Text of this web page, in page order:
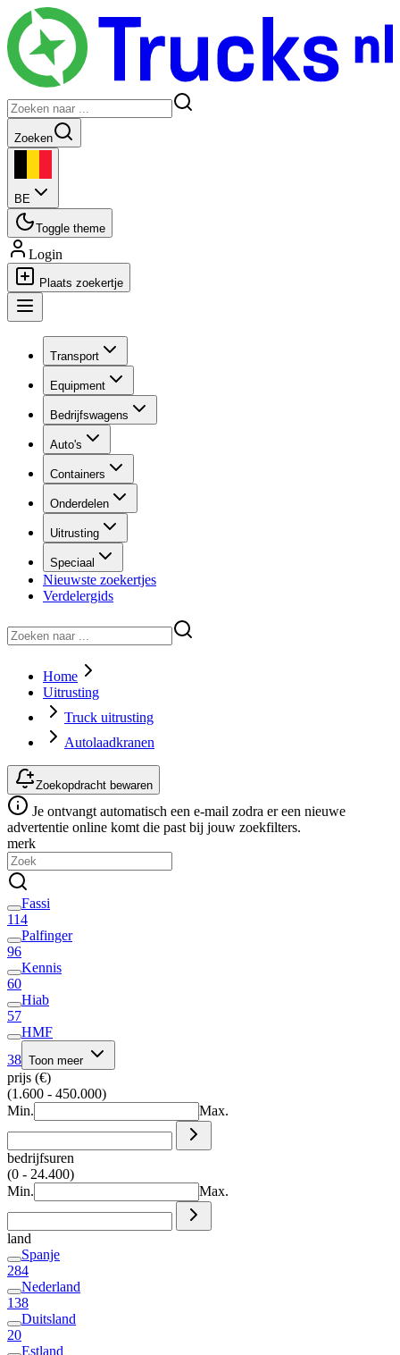
Zoeken
BE
Toggle theme
Login
Plaats zoekertje
Transport
Equipment
Bedrijfswagens
Auto's
Containers
Onderdelen
Uitrusting
Speciaal
Nieuwste zoekertjes
Verdelergids
Home
Uitrusting
Truck uitrusting
Autolaadkranen
Zoekopdracht bewaren
Je ontvangt automatisch een e-mail zodra er een nieuwe
advertentie online komt die past bij jouw zoekfilters.
merk
Fassi
114
Palfinger
96
Kennis
60
Hiab
57
HMF
38 Toon meer
prijs (€)
(1.600 - 450.000)
Min.
Max.
bedrijfsuren
(0 - 24.400)
Min.
Max.
land
Spanje
284
Nederland
138
Duitsland
20
Estland